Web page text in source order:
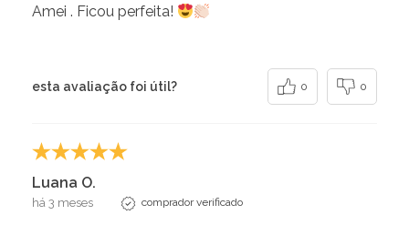
Amei . Ficou perfeita!
esta avaliação foi útil? 0 0
Luana O.
há 3 meses comprador verificado